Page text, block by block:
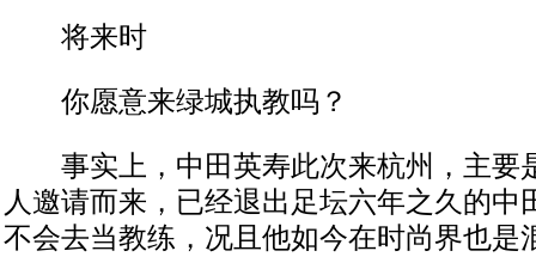
将来时
你愿意来绿城执教吗？
事实上，中田英寿此次来杭州，主要
人邀请而来，已经退出足坛六年之久的中
不会去当教练，况且他如今在时尚界也是